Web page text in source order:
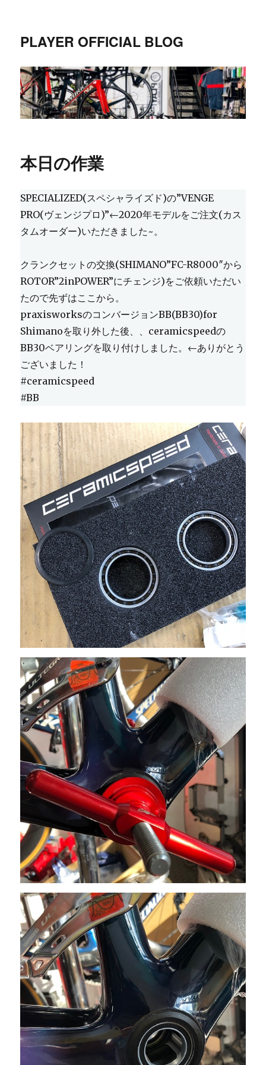
PLAYER OFFICIAL BLOG
本日の作業
SPECIALIZED(スペシャライズド)の”VENGE
PRO(ヴェンジプロ)”←2020年モデルをご注文(カス
タムオーダー)いただきました~。
クランクセットの交換(SHIMANO”FC-R8000″から
ROTOR”2inPOWER”にチェンジ)をご依頼いただい
たので先ずはここから。
praxisworksのコンバージョンBB(BB30)for
Shimanoを取り外した後、、ceramicspeedの
BB30ベアリングを取り付けしました。←ありがとう
ございました！
#ceramicspeed
#BB